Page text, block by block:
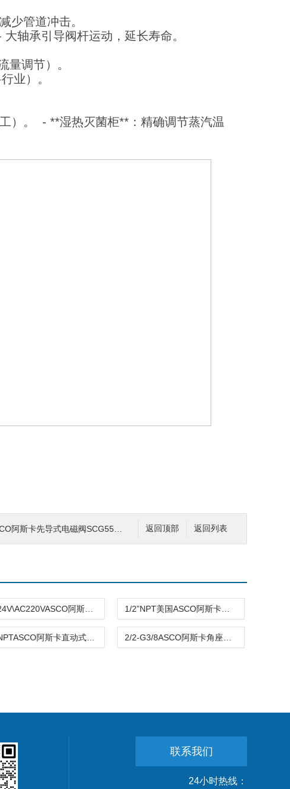
少管道冲击。
轴承引导阀杆运动，延长寿命。
量调节）。
业）。
）。 - **湿热灭菌柜**：精确调节蒸汽温
返回列表
返回顶部
斯卡先导式电磁阀SCG553A018MS 24DC
联系我们
24小时热线：